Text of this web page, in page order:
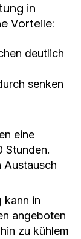
in
Vorteile:
deutlich
senken
eine
Stunden.
Austausch
kann in
angeboten
zu kühlem